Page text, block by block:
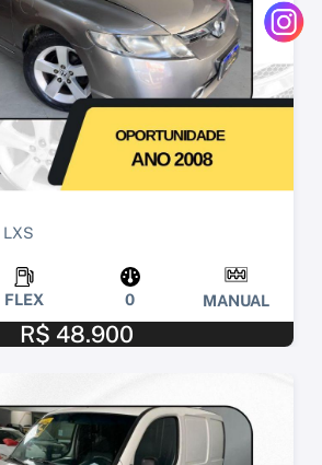
LXS
FLEX 0 MANUAL
R$ 48.900